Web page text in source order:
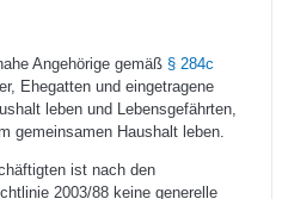
Angehörige gemäß § 284c
Ehegatten und eingetragene
leben und Lebensgefährten,
gemeinsamen Haushalt leben.
ist nach den
2003/88 keine generelle